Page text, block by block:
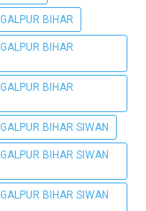
BIHAR
BIHAR
BIHAR
BIHAR SIWAN
BIHAR SIWAN
BIHAR SIWAN